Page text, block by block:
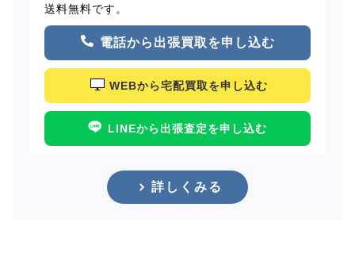
送料無料です。
電話から出張買取を申し込む
WEBから宅配買取を申し込む
LINEから出張査定を申し込む
詳しくみる